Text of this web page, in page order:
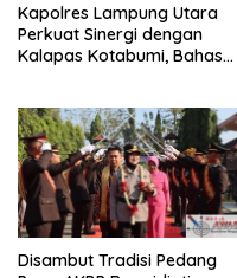
Kapolres Lampung Utara
Perkuat Sinergi dengan
Kalapas Kotabumi, Bahas
Disambut Tradisi Pedang